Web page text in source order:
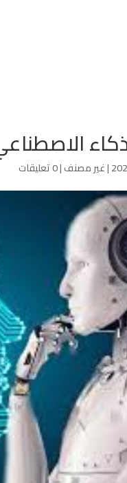
الاصطناعي
|غير مصنف|0 تعليقات